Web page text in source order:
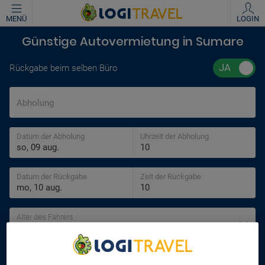
MENÜ LOGIN
Günstige Autovermietung in Sumare
Rückgabe beim selben Büro
Abholung
Datum der Abholung Uhrzeit der Abholung
Datum der Rückgabe Zeit der Rückgabe
Alter des Fahrers